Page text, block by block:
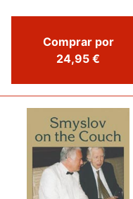
Comprar por
24,95 €